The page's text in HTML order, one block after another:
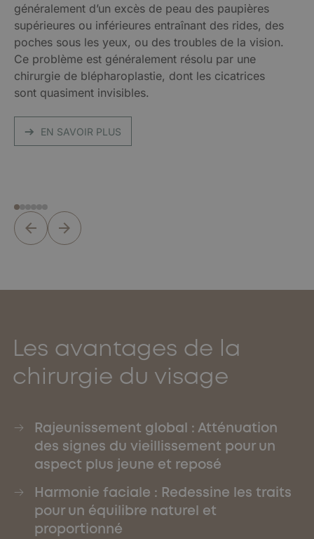
généralement d’un excès de peau des paupières
supérieures ou inférieures entraînant des rides, des
poches sous les yeux, ou des troubles de la vision.
Ce problème est généralement résolu par une
chirurgie de blépharoplastie, dont les cicatrices
sont quasiment invisibles.
EN SAVOIR PLUS
Les avantages de la
chirurgie du visage
Rajeunissement global : Atténuation
des signes du vieillissement pour un
aspect plus jeune et reposé
Harmonie faciale : Redessine les traits
pour un équilibre naturel et
proportionné